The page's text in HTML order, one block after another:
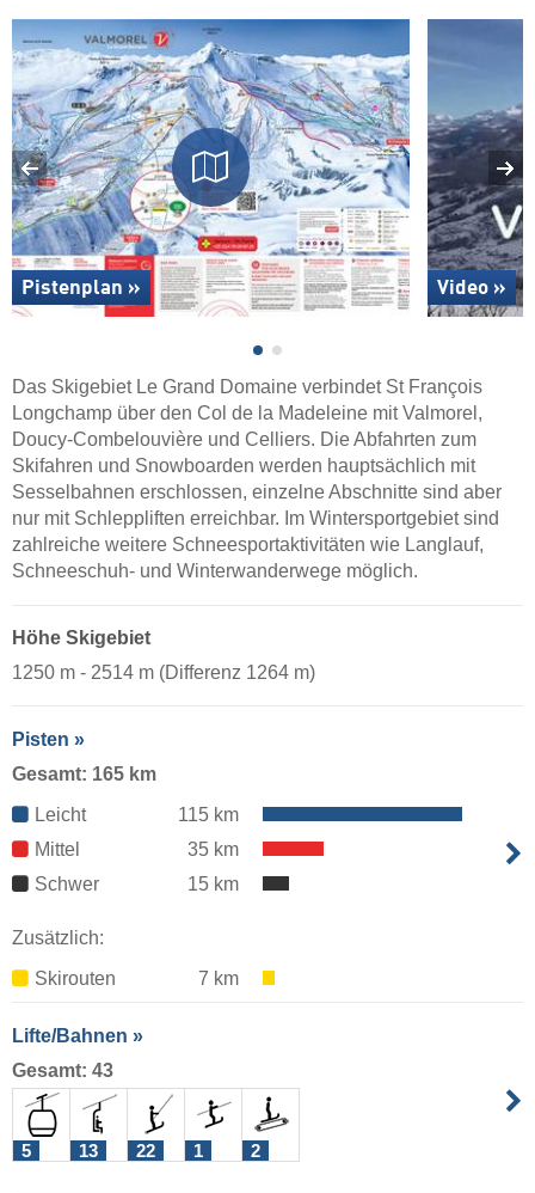
Pistenplan » Video »
Das Skigebiet Le Grand Domaine verbindet St François
Longchamp über den Col de la Madeleine mit Valmorel,
Doucy-Combelouvière und Celliers. Die Abfahrten zum
Skifahren und Snowboarden werden hauptsächlich mit
Sesselbahnen erschlossen, einzelne Abschnitte sind aber
nur mit Schleppliften erreichbar. Im Wintersportgebiet sind
zahlreiche weitere Schneesportaktivitäten wie Langlauf,
Schneeschuh- und Winterwanderwege möglich.
Höhe Skigebiet
1250 m - 2514 m (Differenz 1264 m)
Pisten »
Gesamt: 165 km
Leicht
115 km
Mittel
35 km
Schwer
15 km
Zusätzlich:
Skirouten
7 km
Lifte/Bahnen »
Gesamt: 43
5 13 22 1 2